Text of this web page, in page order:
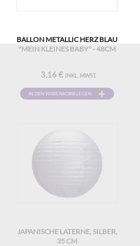
BALLON METALLIC HERZ BLAU
"MEIN KLEINES BABY" - 48CM
3,16 € INKL. MWST.
IN DEN WARENKORB LEGEN
JAPANISCHE LATERNE, SILBER,
35 CM